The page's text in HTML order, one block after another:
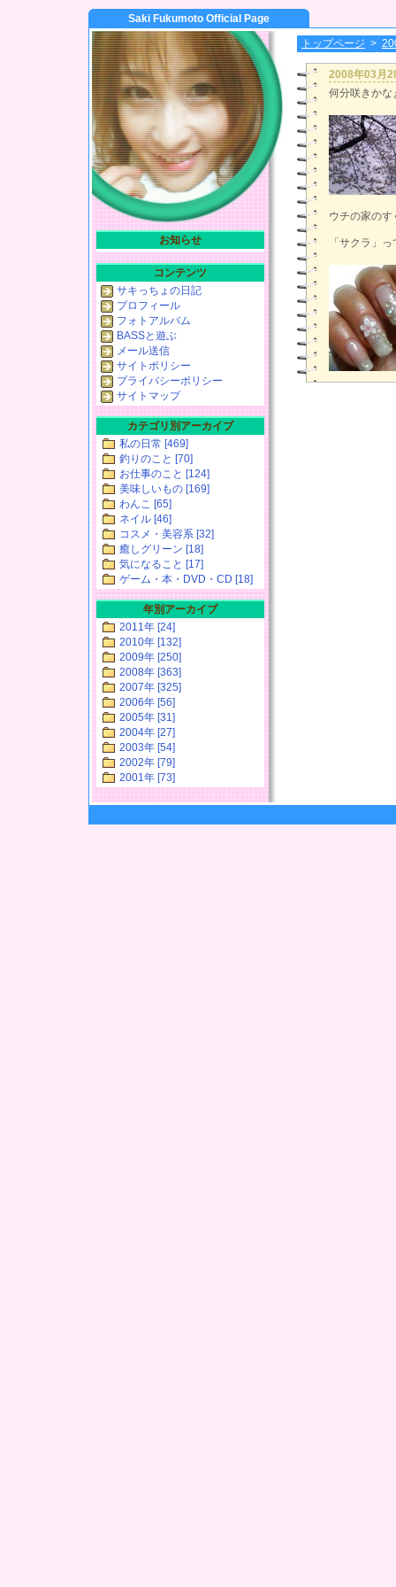
Saki Fukumoto Official Page
トップページ >
2008年03月
何分咲きかな
ウチの家の
「サクラ」
お知らせ
コンテンツ
サキっちょの日記
プロフィール
フォトアルバム
BASSと遊ぶ
メール送信
サイトポリシー
プライバシーポリシー
サイトマップ
カテゴリ別アーカイブ
私の日常 [469]
釣りのこと [70]
お仕事のこと [124]
美味しいもの [169]
わんこ [65]
ネイル [46]
コスメ・美容系 [32]
癒しグリーン [18]
気になること [17]
ゲーム・本・DVD・CD [18]
年別アーカイブ
2011年 [24]
2010年 [132]
2009年 [250]
2008年 [363]
2007年 [325]
2006年 [56]
2005年 [31]
2004年 [27]
2003年 [54]
2002年 [79]
2001年 [73]